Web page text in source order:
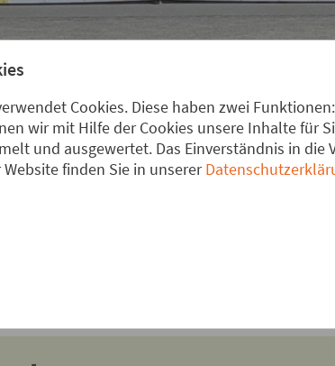
Cookies. Diese haben zwei
wir mit Hilfe der Cookies unsere Inhalte für
und ausgewertet. Das Einverständnis in
finden Sie in unserer